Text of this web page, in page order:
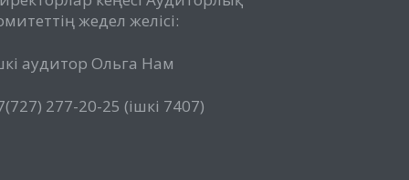
жедел желісі:
аудитор Ольга Нам
277-20-25 (ішкі 7407)